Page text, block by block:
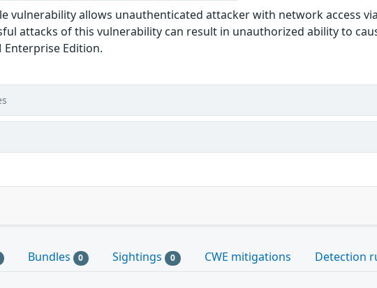
vulnerability allows unauthenticated attacker with network access
attacks of this vulnerability can result in unauthorized ability to
Enterprise Edition.
Bundles 0 Sightings 0 CWE mitigations Detection